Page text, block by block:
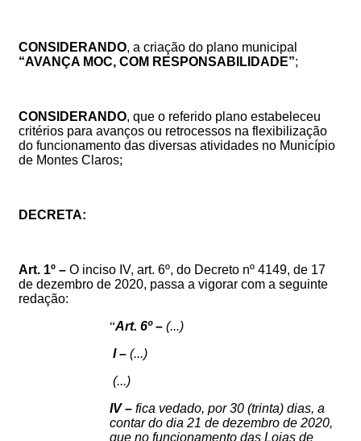
CONSIDERANDO, a criação do plano municipal
“AVANÇA MOC, COM RESPONSABILIDADE”;
CONSIDERANDO, que o referido plano estabeleceu
critérios para avanços ou retrocessos na flexibilização
do funcionamento das diversas atividades no Município
de Montes Claros;
DECRETA:
Art. 1º – O inciso IV, art. 6º, do Decreto nº 4149, de 17
de dezembro de 2020, passa a vigorar com a seguinte
redação:
“Art. 6º –(...)
I – (...)
(...)
IV –fica vedado, por 30 (trinta) dias, a
contar do dia 21 de dezembro de 2020,
que no funcionamento das Lojas de